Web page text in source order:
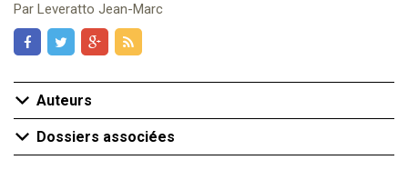
ACHAT/ABONNEMENT
CONTACT
Par Leveratto Jean-Marc
Auteurs
Dossiers associées